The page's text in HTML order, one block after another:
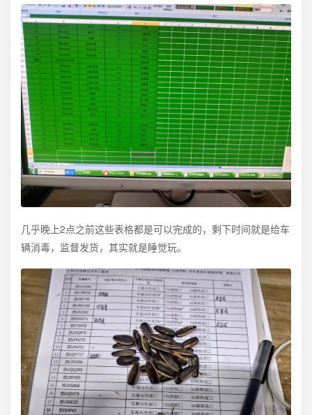
几乎晚上2点之前这些表格都是可以完成的，剩下时间就是给车
辆消毒，监督发货，其实就是睡觉玩。